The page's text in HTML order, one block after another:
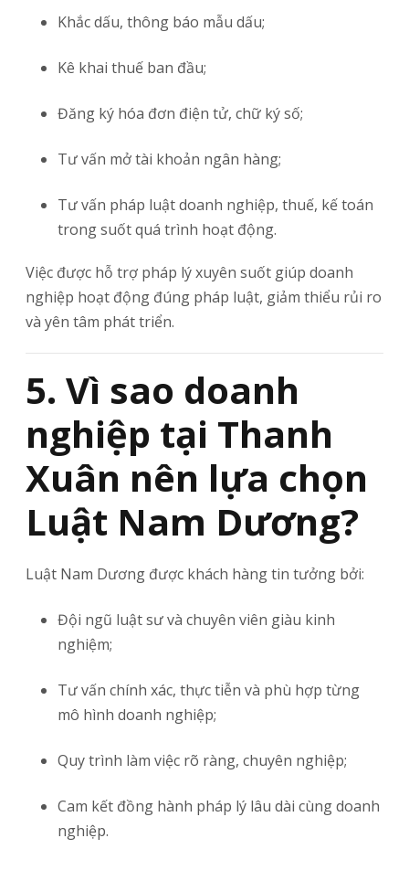
Khắc dấu, thông báo mẫu dấu;
Kê khai thuế ban đầu;
Đăng ký hóa đơn điện tử, chữ ký số;
Tư vấn mở tài khoản ngân hàng;
Tư vấn pháp luật doanh nghiệp, thuế, kế toán
trong suốt quá trình hoạt động.
Việc được hỗ trợ pháp lý xuyên suốt giúp doanh
nghiệp hoạt động đúng pháp luật, giảm thiểu rủi ro
và yên tâm phát triển.
5. Vì sao doanh
nghiệp tại Thanh
Xuân nên lựa chọn
Luật Nam Dương?
Luật Nam Dương được khách hàng tin tưởng bởi:
Đội ngũ luật sư và chuyên viên giàu kinh
nghiệm;
Tư vấn chính xác, thực tiễn và phù hợp từng
mô hình doanh nghiệp;
Quy trình làm việc rõ ràng, chuyên nghiệp;
Cam kết đồng hành pháp lý lâu dài cùng doanh
nghiệp.